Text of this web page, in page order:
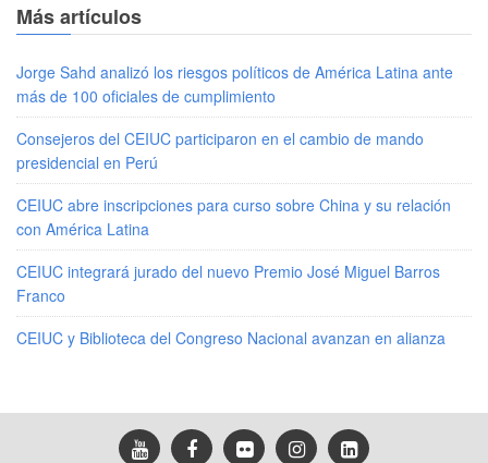
Más artículos
Jorge Sahd analizó los riesgos políticos de América Latina ante
más de 100 oficiales de cumplimiento
Consejeros del CEIUC participaron en el cambio de mando
presidencial en Perú
CEIUC abre inscripciones para curso sobre China y su relación
con América Latina
CEIUC integrará jurado del nuevo Premio José Miguel Barros
Franco
CEIUC y Biblioteca del Congreso Nacional avanzan en alianza